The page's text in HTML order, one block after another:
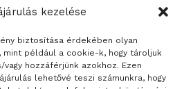
kezelése
biztosítása érdekében olyan
mint például a cookie-k, hogy tároljuk
hozzáférjünk azokhoz. Ezen
lehetővé teszi számunkra, hogy